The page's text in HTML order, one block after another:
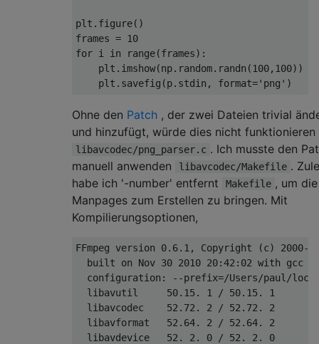
plt.figure()
frames = 10
for i in range(frames):
    plt.imshow(np.random.randn(
100, 100))
    plt.savefig(p.stdin, format=
'png'
Ohne den Patch , der zwei Dateien trivial
und hinzufügt, würde dies nicht funktionieren
libavcodec/png_parser.c . Ich musste den
manuell anwenden
libavcodec/Makefile .
habe ich '-number' entfernt
Makefile , um die
Manpages zum Erstellen zu bringen. Mit
Kompilierungsoptionen,
FFmpeg version 0.6.1 , Copyright (c) 2000-
  built on Nov
30 2010 20:42 : 02 with gcc
configuration: --prefix=/Users/paul/
  libavutil
50.15. 1 / 50.15. 1
  libavcodec
52.72 . 2 / 52.72 . 2
  libavformat
52.64. 2 / 52.64. 2
  libavdevice
52. 2. 0 / 52. 2.
0